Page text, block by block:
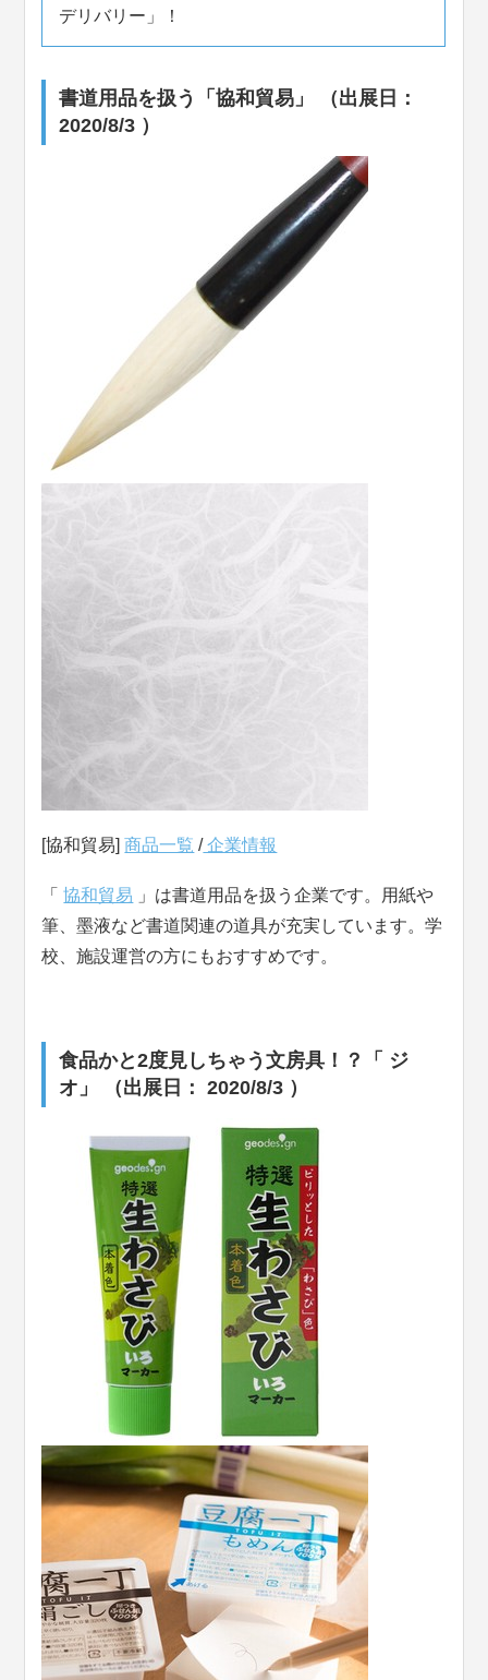
デリバリー」！
書道用品を扱う「協和貿易」 （出展日：
2020/8/3 ）
[協和貿易]商品一覧 /企業情報
「協和貿易 」は書道用品を扱う企業です。用紙や
筆、墨液など書道関連の道具が充実しています。学
校、施設運営の方にもおすすめです。
食品かと2度見しちゃう文房具！？「 ジ
オ」 （出展日： 2020/8/3 ）